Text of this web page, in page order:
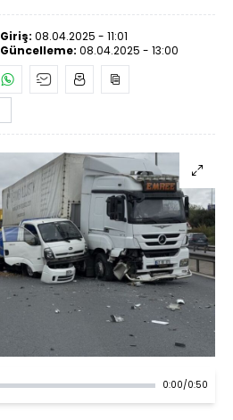
Giriş: 08.04.2025 - 11:01
Güncelleme: 08.04.2025 - 13:00
0:00/0:50